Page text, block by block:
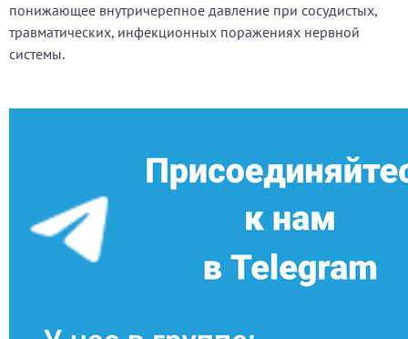
понижающее внутричерепное давление при сосудистых,
травматических, инфекционных поражениях нервной
системы.